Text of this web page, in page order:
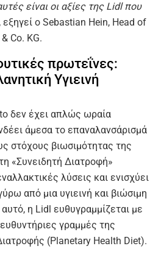
είναι οι αξίες της Lidl που
, εξηγεί ο Sebastian Hein, Head of
Co. KG.
πρωτεΐνες:
Υγιεινή
δεν έχει απλώς ωραία
άμεσα το επαναλανσάρισμά
στόχους βιωσιμότητας της
«Συνειδητή Διατροφή»
λύσεις και ενισχύει
από μια υγιεινή και βιώσιμη
η Lidl ευθυγραμμίζεται με
γραμμές της
(Planetary Health Diet).